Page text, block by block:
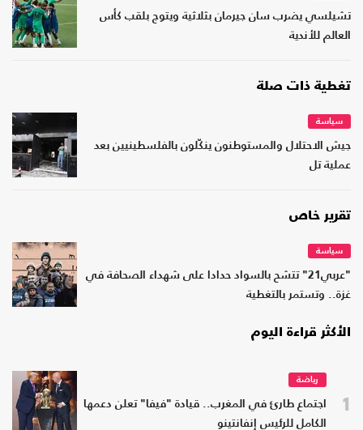
تشيلسي يضرب سان جيرمان بثلاثية ويتوج بلقب كأس
العالم للأندية
تغطية ذات صلة
سياسة
جيش الاحتلال والمستوطنون ينكّلون بالفلسطينيين بعد
عملية تل
تقرير خاص
سياسة
"عربي21" تتشح بالسواد حدادا على شهداء الصحافة في
غزة.. وتستمر بالتغطية
الأكثر قراءة اليوم
1
رياضة
اجتماع طارئ في المغرب.. قيادة "فيفا" تعلن دعمها
الكامل للرئيس إنفانتينو